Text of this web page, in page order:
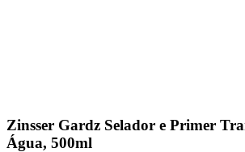
Zinsser Gardz Selador e Primer
Água, 500ml